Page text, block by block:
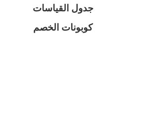
جدول القياسات
كوبونات الخصم